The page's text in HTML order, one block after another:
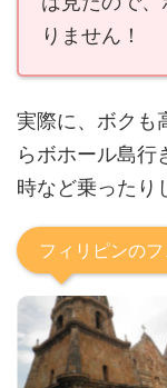
りません！
実際に、ボクも
らボホール島行
時など乗ったり
フィリピンの